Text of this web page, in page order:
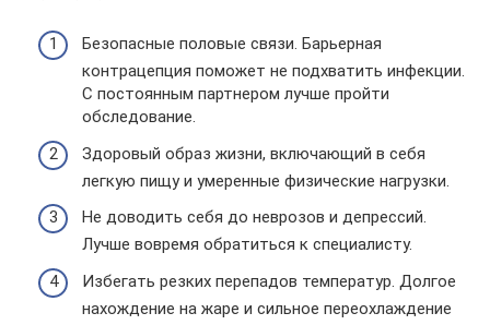
Безопасные половые связи. Барьерная
контрацепция поможет не подхватить инфекции.
С постоянным партнером лучше пройти
обследование.
Здоровый образ жизни, включающий в себя
легкую пищу и умеренные физические нагрузки.
Не доводить себя до неврозов и депрессий.
Лучше вовремя обратиться к специалисту.
Избегать резких перепадов температур. Долгое
нахождение на жаре и сильное переохлаждение